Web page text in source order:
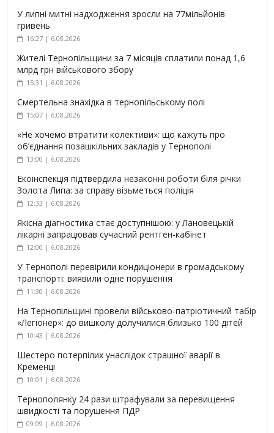
У липні митні надходження зросли на 77мільйонів
гривень
16:27 | 6.08.2026
Жителі Тернопільщини за 7 місяців сплатили понад 1,6
млрд грн військового збору
15:31 | 6.08.2026
Смертельна знахідка в тернопільському полі
15:07 | 6.08.2026
«Не хочемо втратити колективи»: що кажуть про
об’єднання позашкільних закладів у Тернополі
13:00 | 6.08.2026
Екоінспекція підтвердила незаконні роботи біля річки
Золота Липа: за справу візьметься поліція
12:33 | 6.08.2026
Якісна діагностика стає доступнішою: у Лановецькій
лікарні запрацював сучасний рентген-кабінет
12:00 | 6.08.2026
У Тернополі перевірили кондиціонери в громадському
транспорті: виявили одне порушення
11:30 | 6.08.2026
На Тернопільщині провели військово-патріотичний табір
«Легіонер»: до вишколу долучилися близько 100 дітей
10:43 | 6.08.2026
Шестеро потерпілих унаслідок страшної аварії в
Кременці
10:01 | 6.08.2026
Тернополянку 24 рази штрафували за перевищення
швидкості та порушення ПДР
09:09 | 6.08.2026